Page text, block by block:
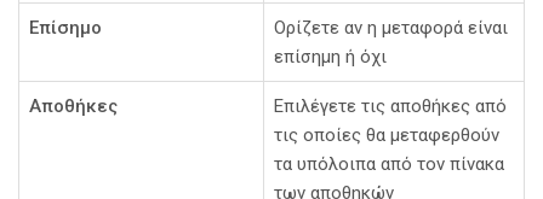
Επίσημο
Ορίζετε αν η μεταφορά είναι
επίσημη ή όχι
Αποθήκες
Επιλέγετε τις αποθήκες από
τις οποίες θα μεταφερθούν
τα υπόλοιπα από τον πίνακα
των αποθηκών